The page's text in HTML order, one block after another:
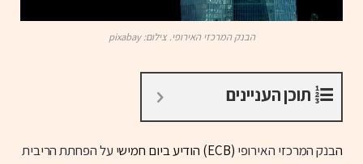
הבנק המרכזי האירופי. צילום: pixabay
תוכן העניינים
הבנק המרכזי האירופי (ECB) הודיע ביום חמיש
י על הפחתת הריבית